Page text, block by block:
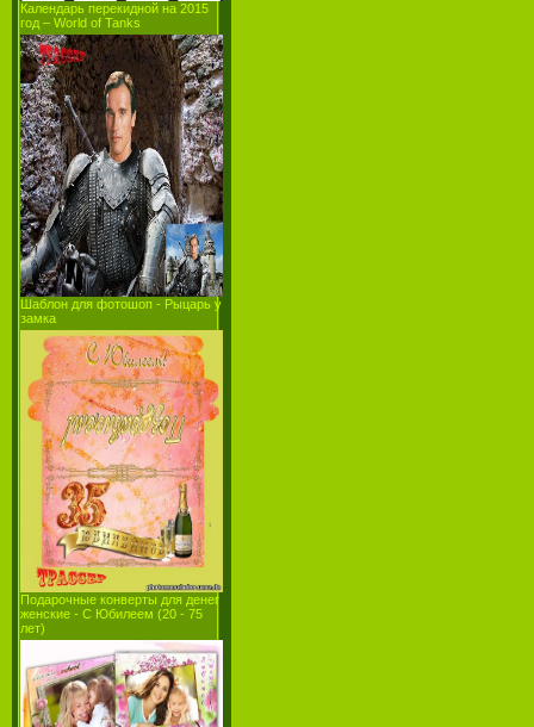
Календарь перекидной на 2015
год – World of Tanks
Шаблон для фотошоп - Рыцарь у
замка
Подарочные конверты для денег
женские - С Юбилеем (20 - 75
лет)